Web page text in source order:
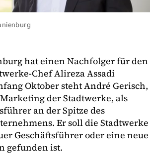
hat einen Nachfolger für den
Chef Alireza Assadi
Oktober steht André Gerisch,
der Stadtwerke, als
an der Spitze des
Er soll die Stadtwerke
Geschäftsführer oder eine neue
gefunden ist.